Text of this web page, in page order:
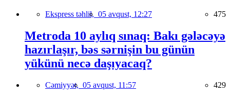
Ekspress təhlil, 05 avqust, 12:27 475
Metroda 10 aylıq sınaq: Bakı gələcəyə
hazırlaşır, bəs sərnişin bu günün
yükünü necə daşıyacaq?
Cəmiyyət, 05 avqust, 11:57 429